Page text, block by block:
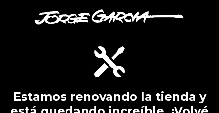
Estamos renovando la tienda y